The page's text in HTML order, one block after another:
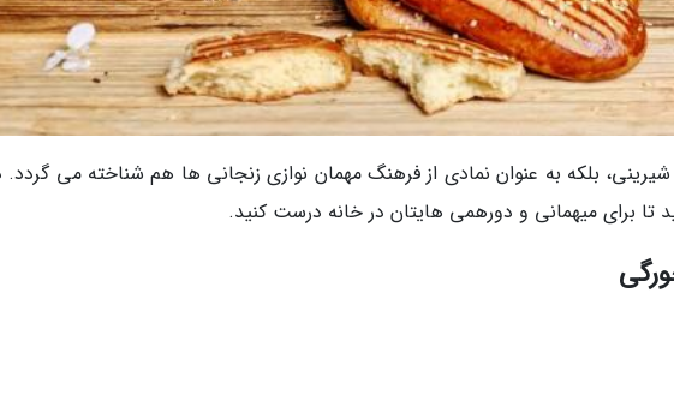
بلکه به عنوان نمادی از فرهنگ مهمان نوازی زنجانی ها هم شناخته می گردد.
تا برای میهمانی و دورهمی هایتان در خانه درست کنید.